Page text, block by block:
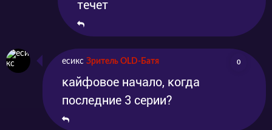
течет
есикс Зритель OLD-Батя 0
кайфовое начало, когда
последние 3 серии?